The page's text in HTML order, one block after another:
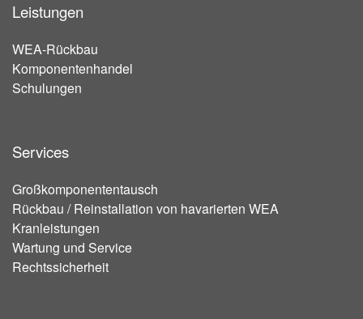
Leistungen
WEA-Rückbau
Komponentenhandel
Schulungen
Services
Großkomponententausch
Rückbau / Reinstallation von havarierten WEA
Kranleistungen
Wartung und Service
Rechtssicherheit